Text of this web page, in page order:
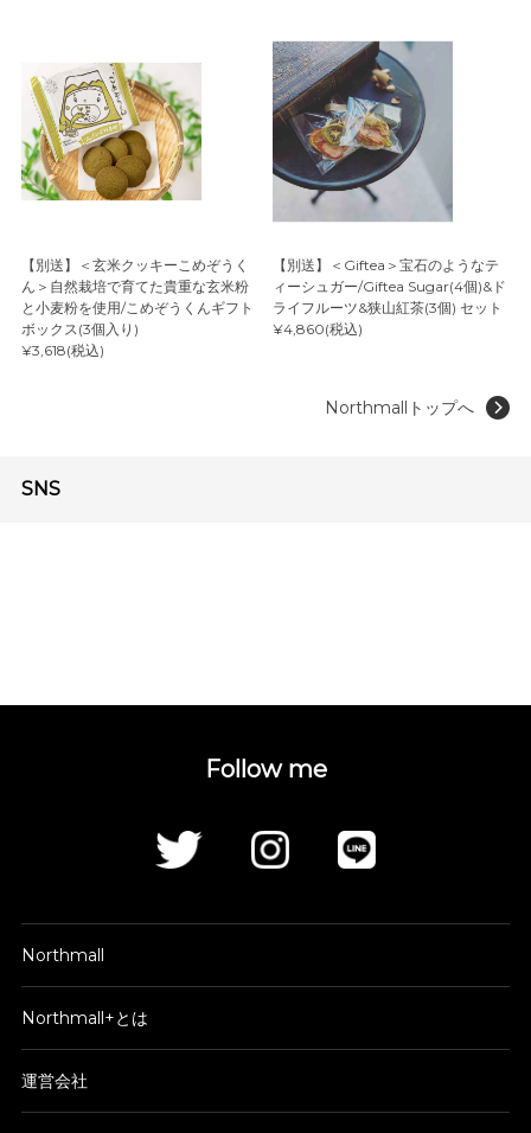
【別送】＜玄米クッキーこめぞうく
ん＞自然栽培で育てた貴重な玄米粉
と小麦粉を使用/こめぞうくんギフト
ボックス(3個入り)
¥3,618(税込)
【別送】＜Giftea＞宝石のようなテ
ィーシュガー/Giftea Sugar(4個)&ド
ライフルーツ&狭山紅茶(3個) セット
¥4,860(税込)
Northmallトップへ
SNS
Follow me
Northmall
Northmall+とは
運営会社